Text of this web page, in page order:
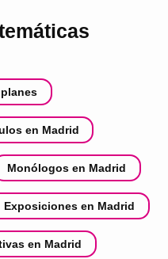
en Madrid
Monólogos en Madrid
Exposiciones en Madrid
en Madrid